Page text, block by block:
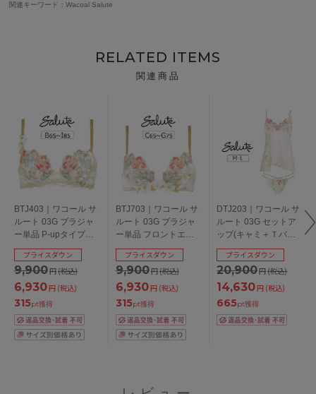
関連キーワード：Wacoal Salute
RELATED ITEMS
関連商品
BTJ403｜ワコール サ
ルート 03G ブラジャ
ー単品 P-upタイプ
BCDEFGHIカップ ア
ンダー
65/70/75/80/85cm
9,900円(税込)
プライスダウン
6,930円 (税込)
315pt獲得
BTJ703｜ワコール サ
ルート 03G ブラジャ
ー単品 フロントエッ
クスプラスブラ
CDEFGカップ アンダ
ー65/70/75cm
9,900円(税込)
プライスダウン
6,930円 (税込)
315pt獲得
DTJ203｜ワコール サ
ルート 03G セットア
ップ(キャミ＋Ｔバッ
ク) M/L
20,900円(税込)
プライスダウン
14,630円 (税込)
665pt獲得